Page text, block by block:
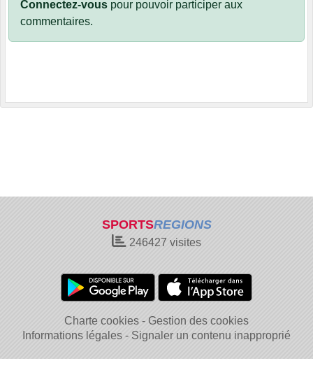
Connectez-vous pour pouvoir participer aux
commentaires.
SPORTSREGIONS
246427 visites
Charte cookies
Gestion des cookies
Informations légales
Signaler un contenu inapproprié